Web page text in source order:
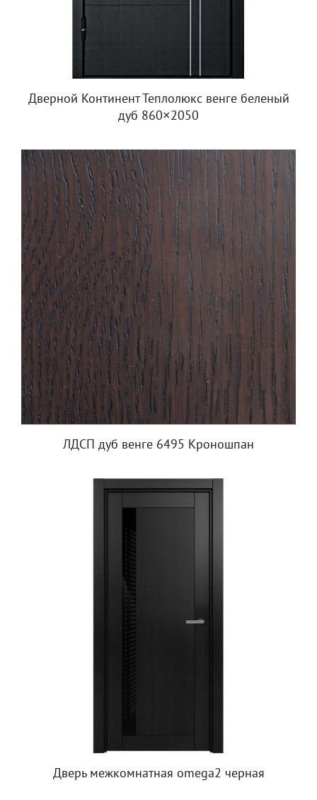
Дверной Континент Теплолюкс венге беленый
дуб 860×2050
ЛДСП дуб венге 6495 Кроношпан
Дверь межкомнатная omega2 черная